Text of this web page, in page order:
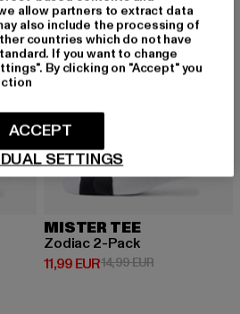
14,99 EUR
MISTER TEE
Zodiac 2-Pack
11,99 EUR
Derzeitiger Preis: 11,99 EUR
14,99 EURAktionspreis:
allow partners to extract data
also include the processing of
countries which do not have
If you want to change
By clicking on "Accept" you
SETTINGS
ACCEPT